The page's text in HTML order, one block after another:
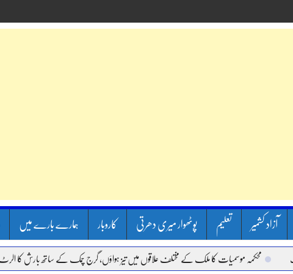
آزاد کشمیر تعلیم پوٹھوار میری دھرتی کاروبار ہمارے بارے میں
موسمیات کا ملک کے مختلف علاقوں میں تیز ہواؤں، گرج چمک کے ساتھ بارش کا الرٹ جاری.